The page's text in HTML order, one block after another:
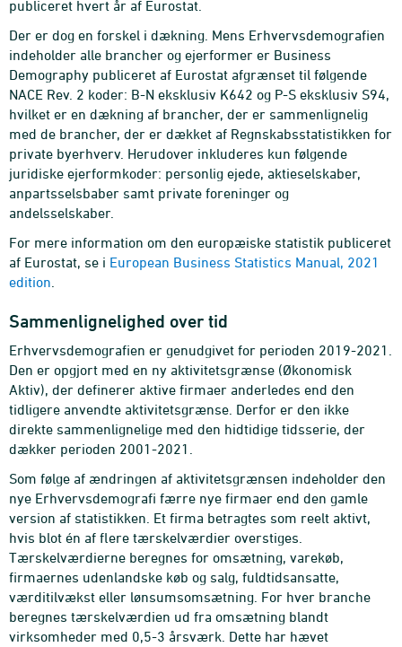
publiceret hvert år af Eurostat.
Der er dog en forskel i dækning. Mens Erhvervsdemografien
indeholder alle brancher og ejerformer er Business
Demography publiceret af Eurostat afgrænset til følgende
NACE Rev. 2 koder: B-N eksklusiv K642 og P-S eksklusiv S94,
hvilket er en dækning af brancher, der er sammenlignelig
med de brancher, der er dækket af Regnskabsstatistikken for
private byerhverv. Herudover inkluderes kun følgende
juridiske ejerformkoder: personlig ejede, aktieselskaber,
anpartsselsbaber samt private foreninger og
andelsselskaber.
For mere information om den europæiske statistik publiceret
af Eurostat, se i European Business Statistics Manual, 2021
edition
Sammenlignelighed over tid
Erhvervsdemografien er genudgivet for perioden 2019-2021.
Den er opgjort med en ny aktivitetsgrænse (Økonomisk
Aktiv), der definerer aktive firmaer anderledes end den
tidligere anvendte aktivitetsgrænse. Derfor er den ikke
direkte sammenlignelige med den hidtidige tidsserie, der
dækker perioden 2001-2021.
Som følge af ændringen af aktivitetsgrænsen indeholder den
nye Erhvervsdemografi færre nye firmaer end den gamle
version af statistikken. Et firma betragtes som reelt aktivt,
hvis blot én af flere tærskelværdier overstiges.
Tærskelværdierne beregnes for omsætning, varekøb,
firmaernes udenlandske køb og salg, fuldtidsansatte,
værditilvækst eller lønsumsomsætning. For hver branche
beregnes tærskelværdien ud fra omsætning blandt
virksomheder med 0,5-3 årsværk. Dette har hævet